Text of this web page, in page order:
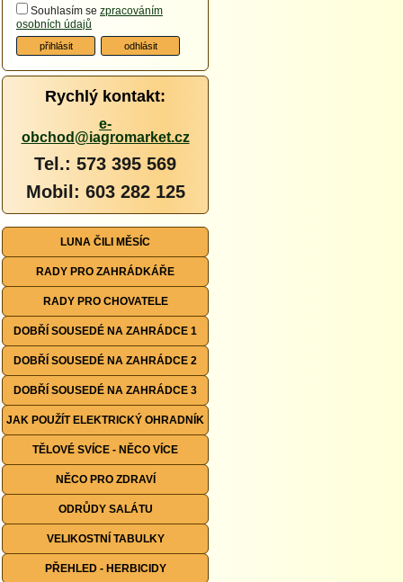
Souhlasím se zpracováním
osobních údajů
Rychlý kontakt:
e-
obchod@iagromarket.cz
Tel.: 573 395 569
Mobil: 603 282 125
LUNA ČILI MĚSÍC
RADY PRO ZAHRÁDKÁŘE
RADY PRO CHOVATELE
DOBŘÍ SOUSEDÉ NA ZAHRÁDCE 1
DOBŘÍ SOUSEDÉ NA ZAHRÁDCE 2
DOBŘÍ SOUSEDÉ NA ZAHRÁDCE 3
JAK POUŽÍT ELEKTRICKÝ OHRADNÍK
TĚLOVÉ SVÍCE - NĚCO VÍCE
NĚCO PRO ZDRAVÍ
ODRŮDY SALÁTU
VELIKOSTNÍ TABULKY
PŘEHLED - HERBICIDY